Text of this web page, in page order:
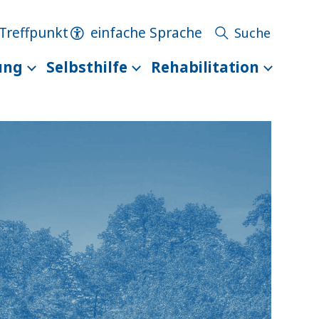
einfache Sprache
Selbsthilfe Rehabilitation